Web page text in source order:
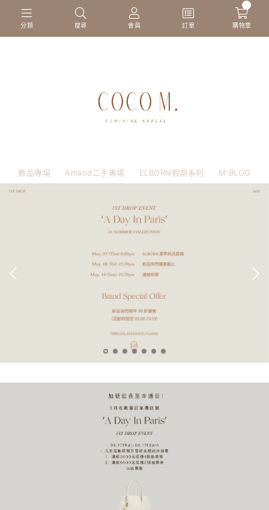
分類 搜尋 會員 訂單 購物車
飾品專場 Amand二手專場 ELBORN假期系列 M BLOG